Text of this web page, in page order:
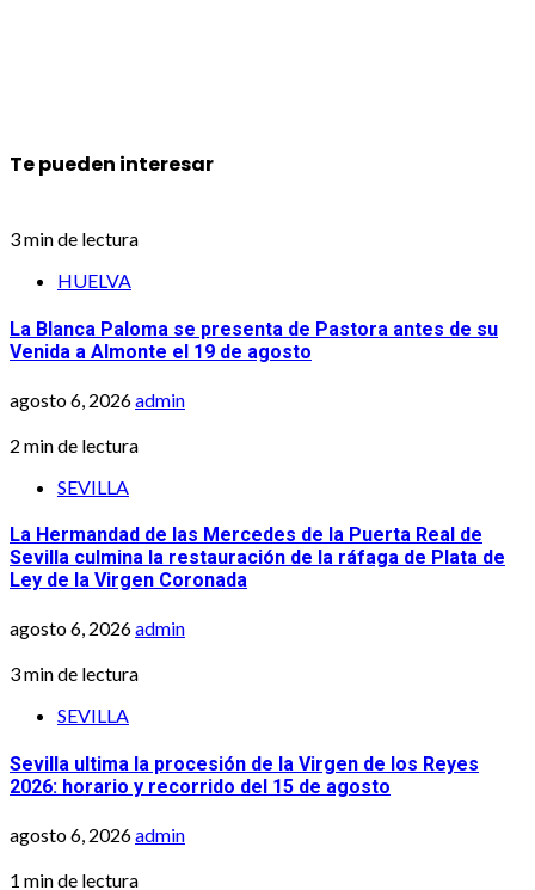
Te pueden interesar
3 min de lectura
HUELVA
La Blanca Paloma se presenta de Pastora antes de su
Venida a Almonte el 19 de agosto
agosto 6, 2026admin
2 min de lectura
SEVILLA
La Hermandad de las Mercedes de la Puerta Real de
Sevilla culmina la restauración de la ráfaga de Plata de
Ley de la Virgen Coronada
agosto 6, 2026admin
3 min de lectura
SEVILLA
Sevilla ultima la procesión de la Virgen de los Reyes
2026: horario y recorrido del 15 de agosto
agosto 6, 2026admin
1 min de lectura